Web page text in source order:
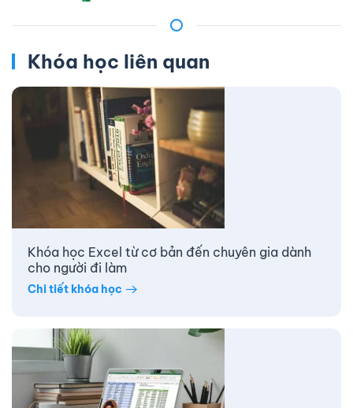
Khóa học liên quan
Khóa học Excel từ cơ bản đến chuyên gia dành
cho người đi làm
Chi tiết khóa học